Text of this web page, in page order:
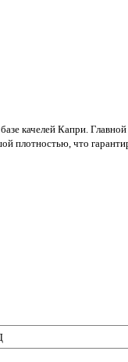
качелей Капри.
плотностью, что